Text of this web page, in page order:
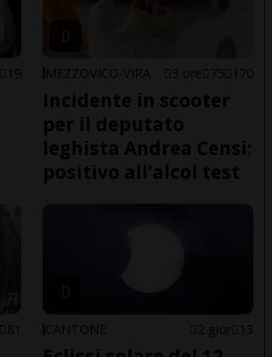
19 MEZZOVICO-VIRA 3 ore 75 170
Incidente in scooter
per il deputato
leghista Andrea Censi:
positivo all’alcol test
81 CANTONE 2 gior 13